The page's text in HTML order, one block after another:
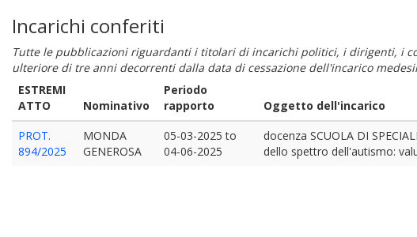
Incarichi conferiti
Tutte le pubblicazioni riguardanti i titolari di incarichi politici, i dirigenti, i
ulteriore di tre anni decorrenti dalla data di cessazione dell'incarico
ESTREMI
ATTO
Nominativo
Periodo
rapporto
Oggetto dell'incarico
PROT.
894/2025
MONDA
GENEROSA
05-03-2025 to
04-06-2025
docenza SCUOLA DI
dello spettro dell'autismo: